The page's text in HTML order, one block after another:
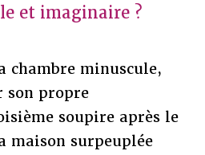
et imaginaire ?
chambre minuscule,
son propre
soupire après le
surpeuplée